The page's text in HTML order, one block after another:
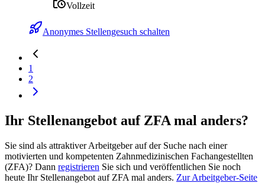
Vollzeit
Anonymes Stellengesuch schalten
1
2
Ihr Stellenangebot auf ZFA mal anders?
Sie sind als attraktiver Arbeitgeber auf der Suche nach einer
motivierten und kompetenten Zahnmedizinischen Fachangestellten
(ZFA)? Dann registrieren Sie sich und veröffentlichen Sie noch
heute Ihr Stellenangebot auf ZFA mal anders. Zur Arbeitgeber-Seite